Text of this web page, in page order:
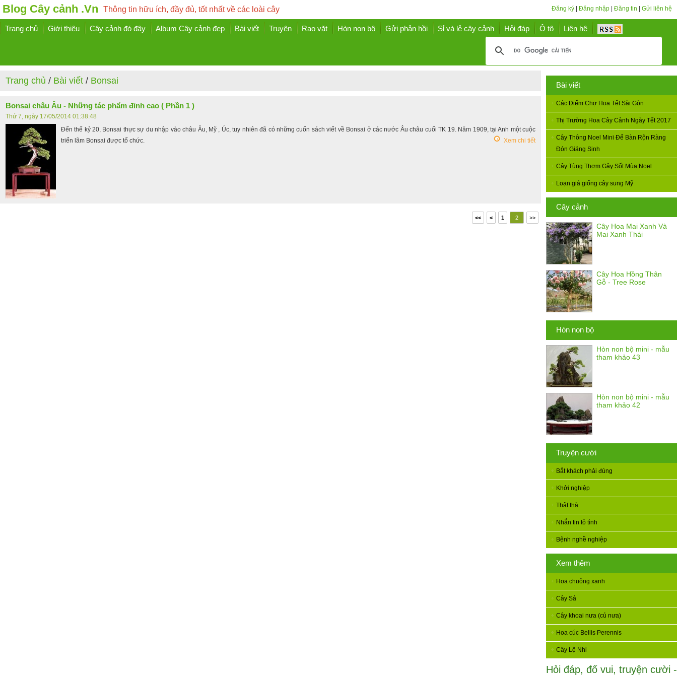
Blog Cây cảnh .Vn Thông tin hữu ích, đầy đủ, tốt nhất về các loài cây Đăng ký Đăng nhập Đăng tin Gửi liên hệ
Trang chủ Giới thiệu Cây cảnh đó đây Album Cây cảnh đẹp Bài viết Truyện Rao vặt Hòn non bộ Gửi phản hồi Sỉ và lẻ cây cảnh Hỏi đáp Ô tô Liên hệ
Bài viết
Các Điểm Chợ Hoa Tết Sài Gòn
Thị Trường Hoa Cây Cảnh Ngày Tết 2017
Cây Thông Noel Mini Để Bàn Rộn Ràng
Đón Giáng Sinh
Cây Tùng Thơm Gây Sốt Mùa Noel
Loạn giá giống cây sung Mỹ
Cây cảnh
Cây Hoa Mai Xanh Và
Mai Xanh Thái
Cây Hoa Hồng Thân
Gỗ - Tree Rose
Hòn non bộ
Hòn non bộ mini - mẫu
tham khảo 43
Hòn non bộ mini - mẫu
tham khảo 42
Truyện cười
Bắt khách phải đúng
Khởi nghiệp
Thật thà
Nhắn tin tỏ tình
Bệnh nghề nghiệp
Xem thêm
Hoa chuông xanh
Cây Sả
Cây khoai nưa (củ nưa)
Hoa cúc Bellis Perennis
Cây Lệ Nhi
Hỏi đáp, đố vui, truyện cười -
Trang chủ / Bài viết/ Bonsai
Bonsai châu Âu - Những tác phẩm đỉnh cao ( Phần 1 )
Thứ 7, ngày 17/05/2014 01:38:48
Ðến thế kỷ 20, Bonsai thực sự du nhập vào châu Âu, Mỹ , Úc, tuy nhiên đã có những cuốn sách viết về Bonsai ở các nước Âu châu cuối TK 19. Năm 1909, tại Anh một cuộc
triển lãm Bonsai được tổ chức.
Xem chi tiết
<< < 1 2 >>